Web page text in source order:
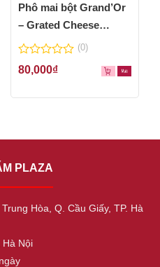
Phô mai bột Grand’Or
– Grated Cheese
Powder 100g
0
out
5
(0)
80,000₫
PLAZA
Hòa, Q. Cầu Giấy, TP. Hà
Nội